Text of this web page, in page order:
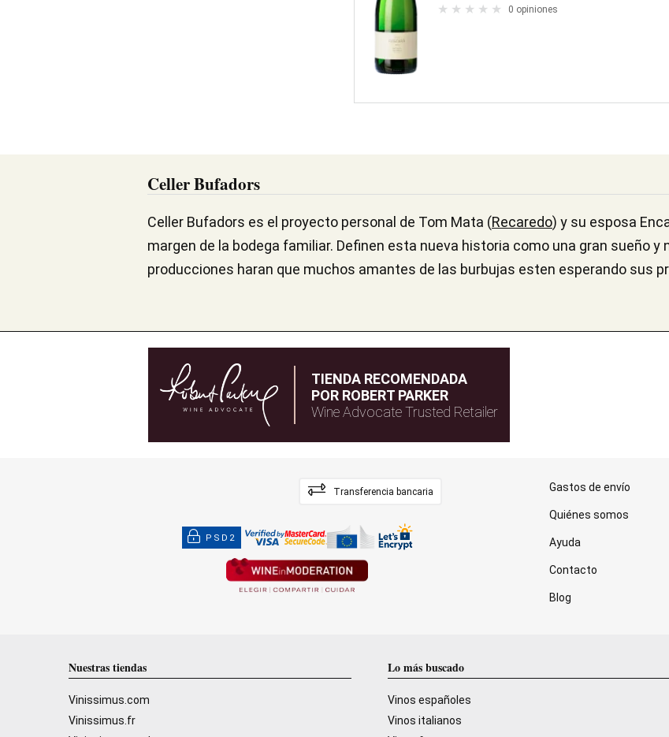
0 opiniones
Celler Bufadors
Celler Bufadors es el proyecto personal de Tom Mata (Recaredo) y su esposa
margen de la bodega familiar. Definen esta nueva historia como una gran sueño y
producciones haran que muchos amantes de las burbujas esten esperando sus
TIENDA RECOMENDADA
POR ROBERT PARKER
Wine Advocate Trusted Retailer
Transferencia bancaria
PSD2
Gastos de envío
Quiénes somos
Ayuda
Contacto
Blog
Nuestras tiendas
Vinissimus.com
Vinissimus.fr
Lo más buscado
Vinos españoles
Vinos italianos